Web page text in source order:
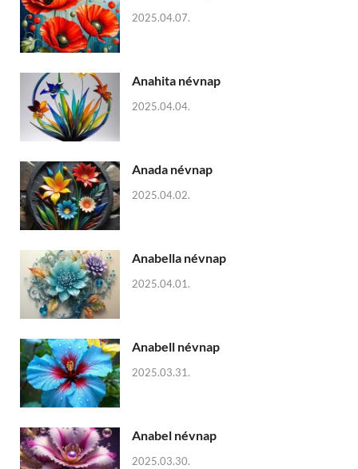
2025.04.07.
Anahita névnap
2025.04.04.
Anada névnap
2025.04.02.
Anabella névnap
2025.04.01.
Anabell névnap
2025.03.31.
Anabel névnap
2025.03.30.